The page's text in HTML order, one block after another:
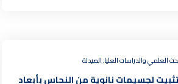
العلمي والدراسات العليا, الصيدلة
لجسيمات نانوية من النحاس بأبعاد